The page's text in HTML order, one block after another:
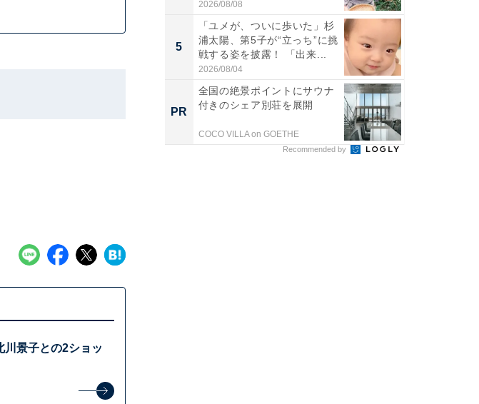
川景子との2ショッ
よ〜...
2026/08/08
5
「ユメが、ついに歩いた」杉
浦太陽、第5子が“立っち”に挑
戦する姿を披露！ 「出来...
2026/08/04
PR
全国の絶景ポイントにサウナ
付きのシェア別荘を展開
COCO VILLA on GOETHE
Recommended by